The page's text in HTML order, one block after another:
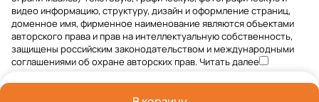
видео информацию, структуру, дизайн и оформление страниц,
доменное имя, фирменное наименование являются объектами
авторского права и прав на интеллектуальную собственность,
защищены российским законодательством и международными
соглашениями об охране авторских прав.Читать далее